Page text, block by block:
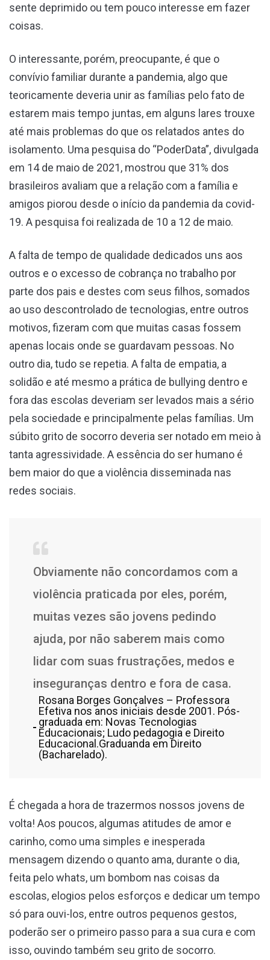
sente deprimido ou tem pouco interesse em fazer
coisas.
O interessante, porém, preocupante, é que o
convívio familiar durante a pandemia, algo que
teoricamente deveria unir as famílias pelo fato de
estarem mais tempo juntas, em alguns lares trouxe
até mais problemas do que os relatados antes do
isolamento. Uma pesquisa do “PoderData”, divulgada
em 14 de maio de 2021, mostrou que 31% dos
brasileiros avaliam que a relação com a família e
amigos piorou desde o início da pandemia da covid-
19. A pesquisa foi realizada de 10 a 12 de maio.
A falta de tempo de qualidade dedicados uns aos
outros e o excesso de cobrança no trabalho por
parte dos pais e destes com seus filhos, somados
ao uso descontrolado de tecnologias, entre outros
motivos, fizeram com que muitas casas fossem
apenas locais onde se guardavam pessoas. No
outro dia, tudo se repetia. A falta de empatia, a
solidão e até mesmo a prática de bullying dentro e
fora das escolas deveriam ser levados mais a sério
pela sociedade e principalmente pelas famílias. Um
súbito grito de socorro deveria ser notado em meio à
tanta agressividade. A essência do ser humano é
bem maior do que a violência disseminada nas
redes sociais.
Obviamente não concordamos com a
violência praticada por eles, porém,
muitas vezes são jovens pedindo
ajuda, por não saberem mais como
lidar com suas frustrações, medos e
inseguranças dentro e fora de casa.
Rosana Borges Gonçalves – Professora
Efetiva nos anos iniciais desde 2001. Pós-
graduada em: Novas Tecnologias
Educacionais; Ludo pedagogia e Direito
Educacional.Graduanda em Direito
(Bacharelado).
É chegada a hora de trazermos nossos jovens de
volta! Aos poucos, algumas atitudes de amor e
carinho, como uma simples e inesperada
mensagem dizendo o quanto ama, durante o dia,
feita pelo whats, um bombom nas coisas da
escolas, elogios pelos esforços e dedicar um tempo
só para ouvi-los, entre outros pequenos gestos,
poderão ser o primeiro passo para a sua cura e com
isso, ouvindo também seu grito de socorro.